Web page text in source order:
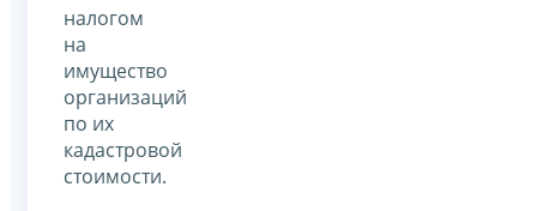
налогом
на
имущество
организаций
по их
кадастровой
стоимости.